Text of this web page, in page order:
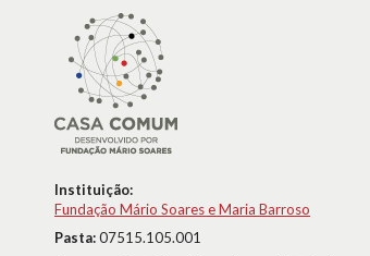
Instituição:
Fundação Mário Soares e Maria Barroso
Pasta:07515.105.001